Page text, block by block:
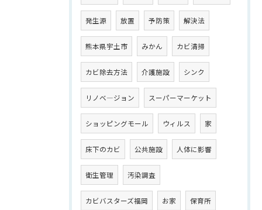
発生源 放置 予防策 解決法
熊本県宇土市 みかん カビ清掃
カビ除去方法 介護施設 シンク
リノベ―ジョン スーパーマーケット
ショッピングモール ウィルス 家
床下のカビ 公共施設 人体に影響
衛生管理 汚染調査
カビバスターズ福岡 お家 保育所